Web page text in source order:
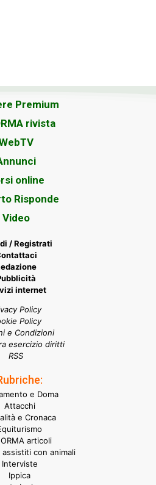
Premium
rivista
online
Risponde
Video
/ Registrati
internet
Policy
Policy
e Condizioni
esercizio diritti
RSS
e Doma
Attacchi
e Cronaca
articoli
con animali
Interviste
Ippica